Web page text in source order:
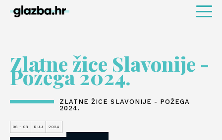
Zlatne žice Slavonije -
Požega 2024.
ZLATNE ŽICE SLAVONIJE - POŽEGA
2024.
06 - 08 RUJ 2024